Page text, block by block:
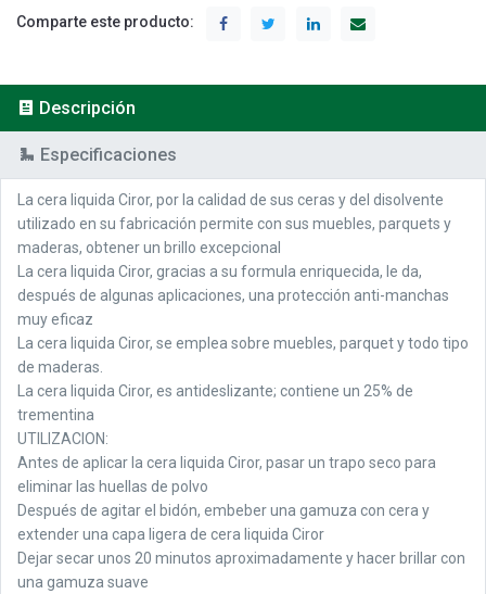
Comparte este producto:
Descripción
Especificaciones
La cera liquida Ciror, por la calidad de sus ceras y del disolvente
utilizado en su fabricación permite con sus muebles, parquets y
maderas, obtener un brillo excepcional
La cera liquida Ciror, gracias a su formula enriquecida, le da,
después de algunas aplicaciones, una protección anti-manchas
muy eficaz
La cera liquida Ciror, se emplea sobre muebles, parquet y todo tipo
de maderas.
La cera liquida Ciror, es antideslizante; contiene un 25% de
trementina
UTILIZACION:
Antes de aplicar la cera liquida Ciror, pasar un trapo seco para
eliminar las huellas de polvo
Después de agitar el bidón, embeber una gamuza con cera y
extender una capa ligera de cera liquida Ciror
Dejar secar unos 20 minutos aproximadamente y hacer brillar con
una gamuza suave